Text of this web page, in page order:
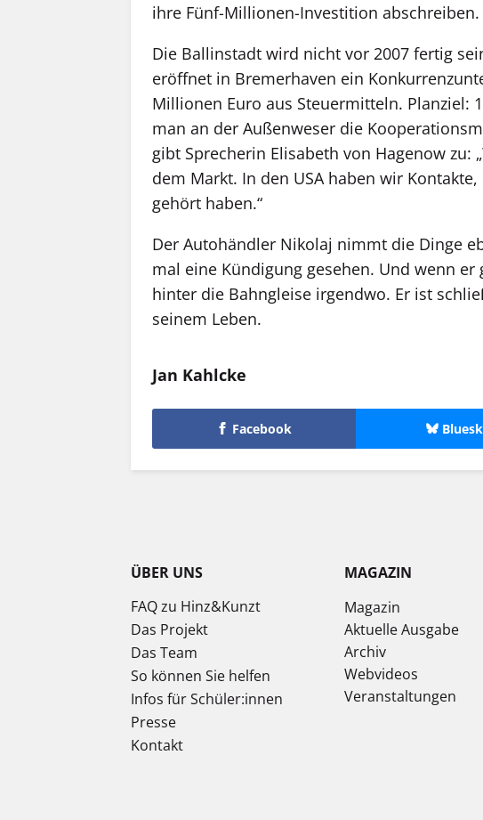
ihre Fünf-Millionen-Investition abschreiben.
Die Ballinstadt wird nicht vor 2007 fertig
eröffnet in Bremerhaven ein
Millionen Euro aus Steuermitteln. Planziel:
man an der Außenweser die
gibt Sprecherin Elisabeth von Hagenow zu:
dem Markt. In den USA haben wir
gehört haben.“
Der Autohändler Nikolaj nimmt die Dinge
mal eine Kündigung gesehen. Und wenn
hinter die Bahngleise irgendwo. Er ist
seinem Leben.
Jan Kahlcke
Facebook
ÜBER UNS
FAQ zu Hinz&Kunzt
Das Projekt
Das Team
So können Sie helfen
Infos für Schüler:innen
Presse
Kontakt
MAGAZIN
Magazin
Aktuelle Ausgabe
Archiv
Webvideos
Veranstaltungen